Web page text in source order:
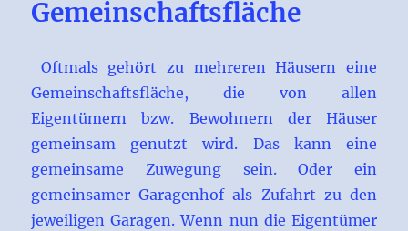
Gemeinschaftsfläche
Oftmals gehört zu mehreren Häusern eine
Gemeinschaftsfläche, die von allen
Eigentümern bzw. Bewohnern der Häuser
gemeinsam genutzt wird. Das kann eine
gemeinsame Zuwegung sein. Oder ein
gemeinsamer Garagenhof als Zufahrt zu den
jeweiligen Garagen. Wenn nun die Eigentümer